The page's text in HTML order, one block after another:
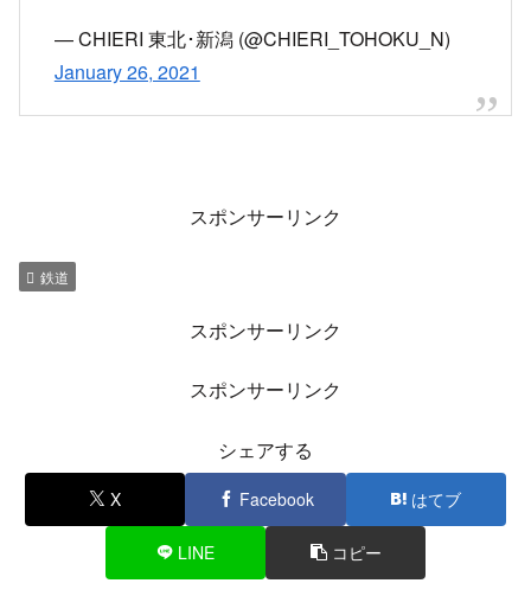
— CHIERI 東北･新潟 (@CHIERI_TOHOKU_N)
January 26, 2021
スポンサーリンク
鉄道
スポンサーリンク
スポンサーリンク
シェアする
X Facebook はてブ
LINE コピー